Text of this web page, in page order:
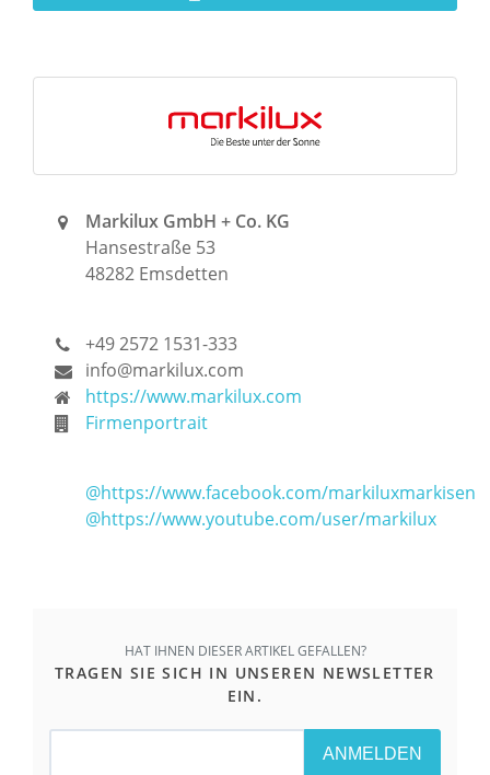
Markilux GmbH + Co. KG
Hansestraße 53
48282 Emsdetten
+49 2572 1531-333
info@markilux.com
https://www.markilux.com
Firmenportrait
@https://www.facebook.com/markiluxmarkisen
@https://www.youtube.com/user/markilux
HAT IHNEN DIESER ARTIKEL GEFALLEN?
TRAGEN SIE SICH IN UNSEREN NEWSLETTER
EIN.
ANMELDEN